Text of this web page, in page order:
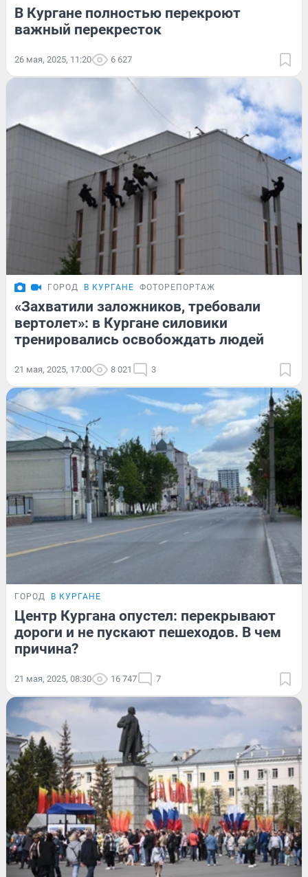
В Кургане полностью перекроют
важный перекресток
26 мая, 2025, 11:20 6 627
ГОРОД В КУРГАНЕ ФОТОРЕПОРТАЖ
«Захватили заложников, требовали
вертолет»: в Кургане силовики
тренировались освобождать людей
21 мая, 2025, 17:00 8 021 3
ГОРОД В КУРГАНЕ
Центр Кургана опустел: перекрывают
дороги и не пускают пешеходов. В чем
причина?
21 мая, 2025, 08:30 16 747 7